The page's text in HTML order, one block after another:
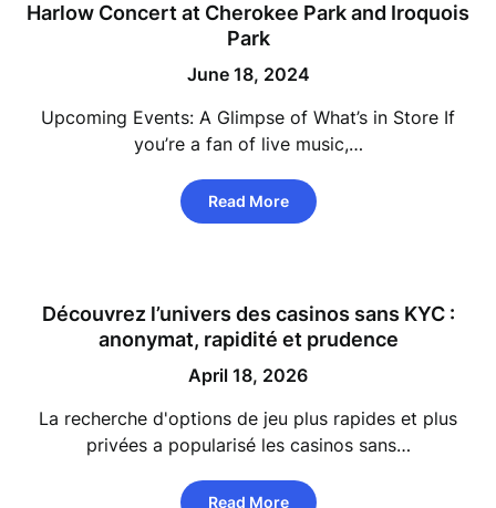
Harlow Concert at Cherokee Park and Iroquois
Park
June 18, 2024
Upcoming Events: A Glimpse of What’s in Store If
you’re a fan of live music,…
Read More
Découvrez l’univers des casinos sans KYC :
anonymat, rapidité et prudence
April 18, 2026
La recherche d'options de jeu plus rapides et plus
privées a popularisé les casinos sans…
Read More